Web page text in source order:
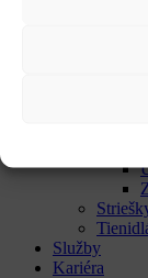
Služby
Kariéra